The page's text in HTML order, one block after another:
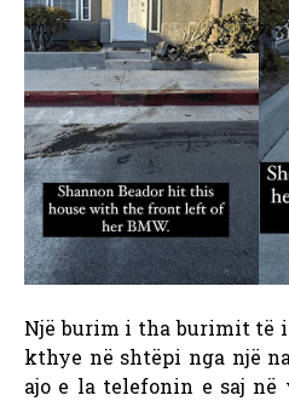
Një burim i tha burimit të
kthye në shtëpi nga një
ajo e la telefonin e saj në